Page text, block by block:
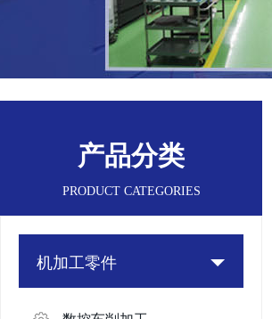
产品分类
PRODUCT CATEGORIES
机加工零件